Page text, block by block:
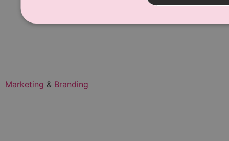
KVK
IBANNL95 SNSB 078 328 02 38
Marketing & Branding